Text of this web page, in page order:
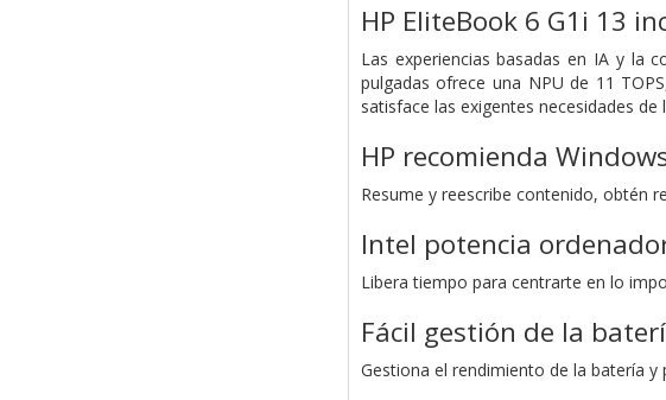
HP EliteBook 6 G1i 13
Las experiencias basadas en IA y la
pulgadas ofrece una NPU de 11
satisface las exigentes necesidades
HP recomienda
Resume y reescribe contenido, obtén
Intel potencia
Libera tiempo para centrarte en lo
Fácil gestión de la
Gestiona el rendimiento de la batería